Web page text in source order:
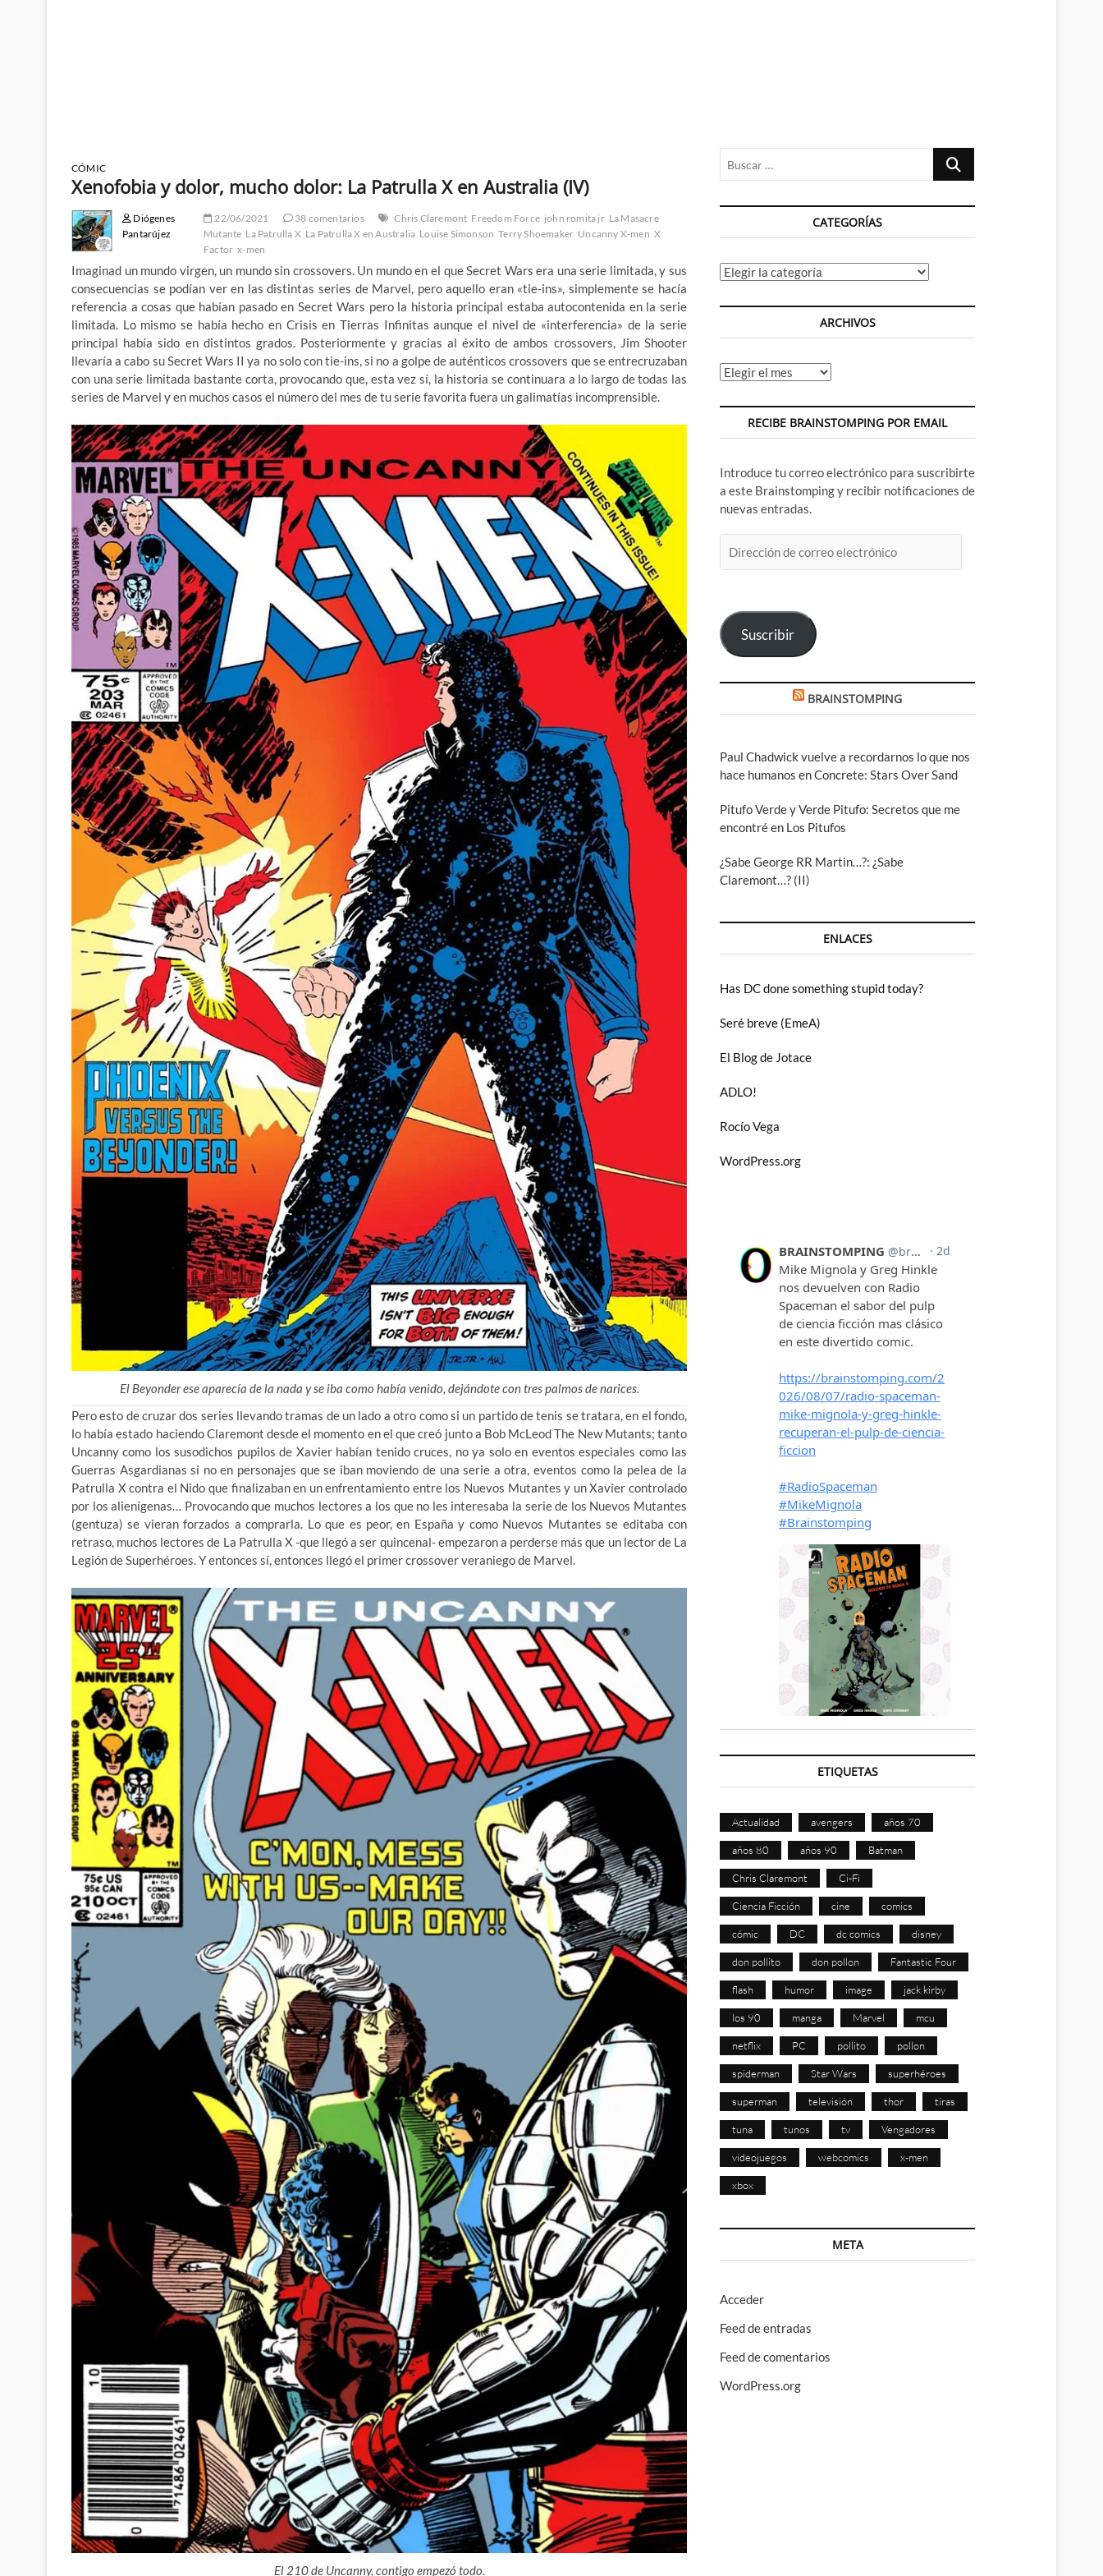
CÓMIC
Xenofobia y dolor, mucho dolor: La Patrulla X en Australia (IV)
Diógenes
Pantarújez
22/06/2021 38 comentarios Chris Claremont Freedom Force john romita jr La Masacre
Mutante La Patrulla X La Patrulla X en Australia Louise Simonson Terry Shoemaker Uncanny X-men X
Factor x-men
Imaginad un mundo virgen, un mundo sin crossovers. Un mundo en el que Secret Wars era una serie limitada, y sus
consecuencias se podían ver en las distintas series de Marvel, pero aquello eran «tie-ins», simplemente se hacía
referencia a cosas que habían pasado en Secret Wars pero la historia principal estaba autocontenida en la serie
limitada. Lo mismo se había hecho en Crisis en Tierras Infinitas aunque el nivel de «interferencia» de la serie
principal había sido en distintos grados. Posteriormente y gracias al éxito de ambos crossovers, Jim Shooter
llevaría a cabo su Secret Wars II ya no solo con tie-ins, si no a golpe de auténticos crossovers que se entrecruzaban
con una serie limitada bastante corta, provocando que, esta vez sí, la historia se continuara a lo largo de todas las
series de Marvel y en muchos casos el número del mes de tu serie favorita fuera un galimatías incomprensible.
El Beyonder ese aparecía de la nada y se iba como había venido, dejándote con tres palmos de narices.
Pero esto de cruzar dos series llevando tramas de un lado a otro como si un partido de tenis se tratara, en el fondo,
lo había estado haciendo Claremont desde el momento en el que creó junto a Bob McLeod The New Mutants; tanto
Uncanny como los susodichos pupilos de Xavier habían tenido cruces, no ya solo en eventos especiales como las
Guerras Asgardianassi no en personajes que se iban moviendo de una serie a otra, eventos como la pelea de la
Patrulla X contra el Nido que finalizaban en un enfrentamiento entre los Nuevos Mutantes y un Xavier controlado
por los alienígenas… Provocando que muchos lectores a los que no les interesaba la serie de los Nuevos Mutantes
(gentuza) se vieran forzados a comprarla. Lo que es peor, en España y como Nuevos Mutantes se editaba con
retraso, muchos lectores de La Patrulla X -que llegó a ser quincenal- empezaron a perderse más que un lector de La
Legión de Superhéroes. Y entonces sí, entonces llegó el primer crossover veraniego de Marvel.
El 210 de Uncanny, contigo empezó todo.
Buscar
CATEGORÍAS
Categorías
ARCHIVOS
Archivos
RECIBE BRAINSTOMPING POR EMAIL
Introduce tu correo electrónico para suscribirte
a este Brainstomping y recibir notificaciones de
nuevas entradas.
de
Suscribir
BRAINSTOMPING
Paul Chadwick vuelve a recordarnos lo que nos
hace humanos en Concrete: Stars Over Sand
Pitufo Verde y Verde Pitufo: Secretos que me
encontré en Los Pitufos
¿Sabe George RR Martin…?: ¿Sabe
Claremont…? (II)
ENLACES
Has DC done something stupid today?
Seré breve (EmeA)
El Blog de Jotace
ADLO!
Rocío Vega
WordPress.org
ETIQUETAS
Actualidad avengers años 70
años 80 años 90 Batman
Chris Claremont Ci-Fi
Ciencia Ficción cine comics
cómic DC dc comics disney
don pollito don pollon Fantastic Four
flash humor image jack kirby
los 90 manga Marvel mcu
netflix PC pollito pollon
spiderman Star Wars superhéroes
superman televisión thor tiras
tuna tunos tv Vengadores
videojuegos webcomics x-men
xbox
META
Acceder
Feed de entradas
Feed de comentarios
WordPress.org